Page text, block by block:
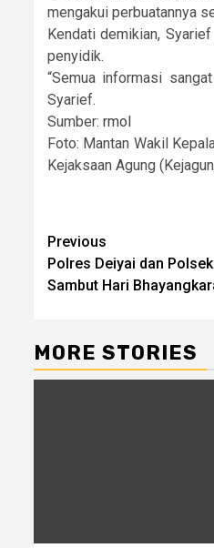
mengakui perbuatannya
Kendati demikian,
penyidik.
“Semua informasi
Syarief.
Sumber: rmol
Foto: Mantan Wakil
Kejaksaan Agung
Post
navigation
Previous
Polres Deiyai dan
Sambut Hari
MORE STORIES